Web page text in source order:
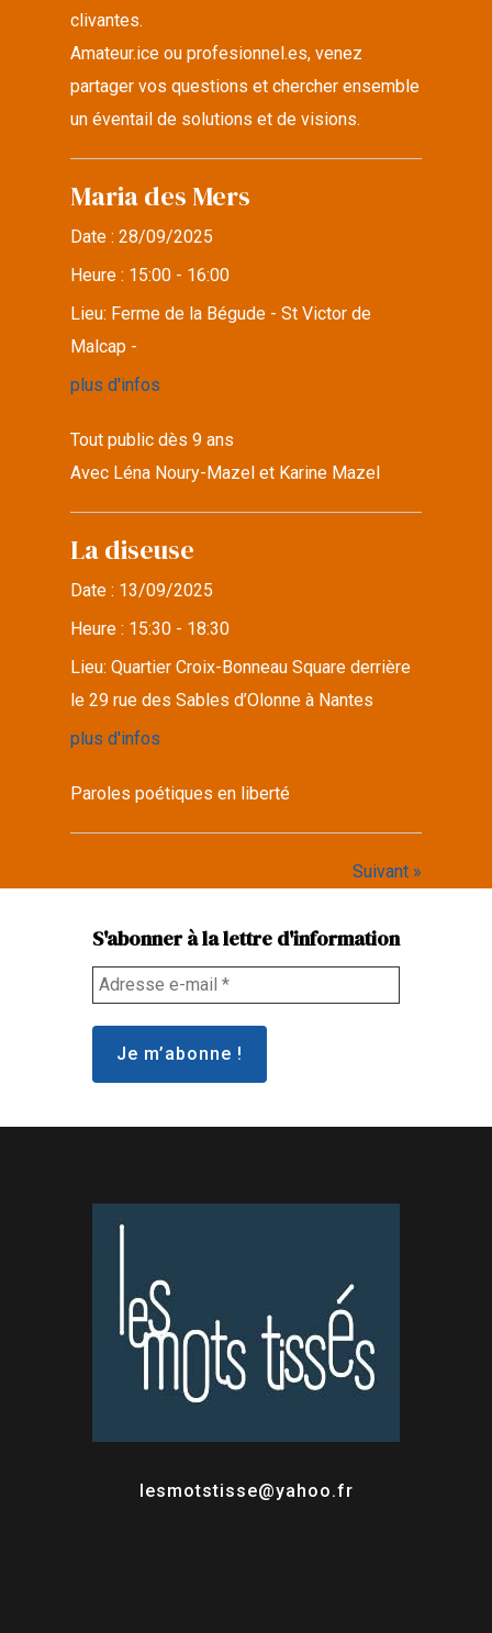
clivantes.
Amateur.ice ou profesionnel.es, venez
partager vos questions et chercher ensemble
un éventail de solutions et de visions.
Maria des Mers
Date :28/09/2025
Heure : 15:00 - 16:00
Lieu: Ferme de la Bégude - St Victor de
Malcap -
plus d'infos
Tout public dès 9 ans
Avec Léna Noury-Mazel et Karine Mazel
La diseuse
Date : 13/09/2025
Heure : 15:30 - 18:30
Lieu:Quartier Croix-Bonneau Square derrière
le 29 rue des Sables d’Olonne à Nantes
plus d'infos
Paroles poétiques en liberté
Suivant »
S'abonner à la lettre d'information
lesmotstisse@yahoo.fr